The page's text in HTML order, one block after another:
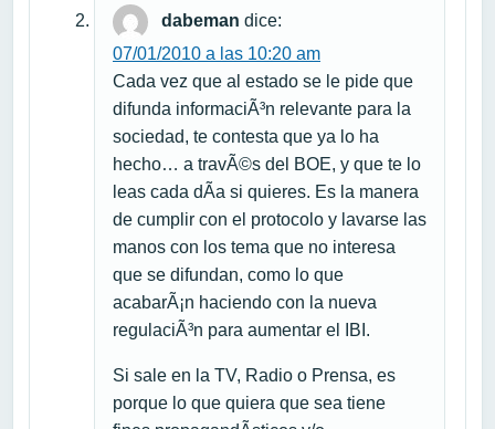
dabeman dice:
07/01/2010 a las 10:20 am
Cada vez que al estado se le pide que
difunda informaciÃ³n relevante para la
sociedad, te contesta que ya lo ha
hecho… a travÃ©s del BOE, y que te lo
leas cada dÃ­a si quieres. Es la manera
de cumplir con el protocolo y lavarse las
manos con los tema que no interesa
que se difundan, como lo que
acabarÃ¡n haciendo con la nueva
regulaciÃ³n para aumentar el IBI.
Si sale en la TV, Radio o Prensa, es
porque lo que quiera que sea tiene